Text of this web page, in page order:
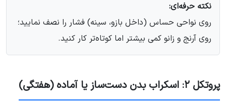
نکته حرفه‌ای:
روی نواحی حساس (داخل بازو، سینه) فشار را نصف نمایید؛
روی آرنج و زانو کمی بیشتر اما کوتاه‌تر کار کنید.
پروتکل ۲: اسکراب بدن دست‌ساز یا آماده (هفتگی)